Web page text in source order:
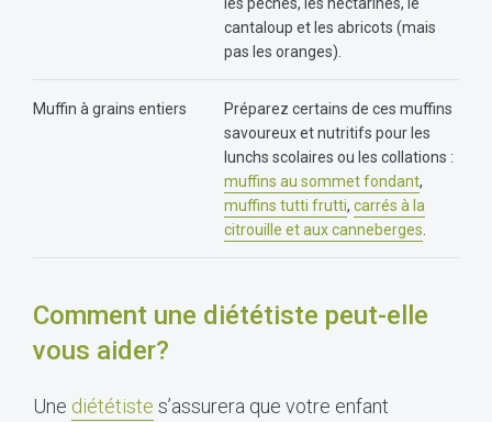
cantaloup et les abricots (mais
pas les oranges).
Muffin à grains entiers
Préparez certains de ces muffins
savoureux et nutritifs pour les
lunchs scolaires ou les collations :
muffins au sommet fondant,
muffins tutti frutti, carrés à la
citrouille et aux canneberges
Comment une diététiste peut-elle
vous aider?
Une diététiste s’assurera que votre enfant